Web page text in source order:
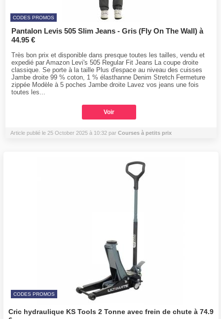
CODES PROMOS
Pantalon Levis 505 Slim Jeans - Gris (Fly On The Wall) à
44.95 €
Très bon prix et disponible dans presque toutes les tailles, vendu et
expedié par Amazon Levi's 505 Regular Fit Jeans La coupe droite
classique. Se porte à la taille Plus d'espace au niveau des cuisses
Jambe droite 99 % coton, 1 % élasthanne Denim Stretch Fermeture
zippée Modèle à 5 poches Jambe droite Lavez vos jeans une fois
toutes les...
Voir
Article publié le 25 October 2025 à 10:32 par Courses à petits prix
CODES PROMOS
Cric hydraulique KS Tools 2 Tonne avec frein de chute à 74.9